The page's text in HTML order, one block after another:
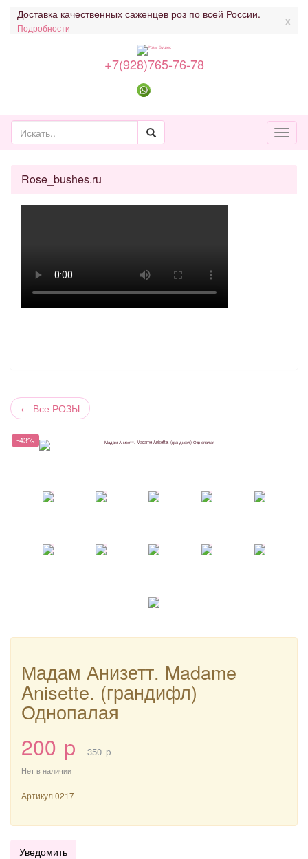
Доставка качественных саженцев роз по всей России.
Подробности
x
+7(928)765-76-78
Rose_bushes.ru
← Все РОЗЫ
-43%
Мадам Анизетт. Madame
Anisette. (грандифл)
Однопалая
200 p 350 p
Нет в наличии
Артикул0217
Уведомить